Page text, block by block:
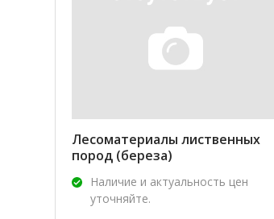
Лесоматериалы лиственных
пород (береза)
Наличие и актуальность цен
уточняйте.